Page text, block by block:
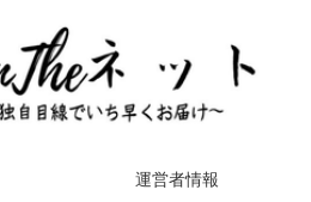
運営者情報